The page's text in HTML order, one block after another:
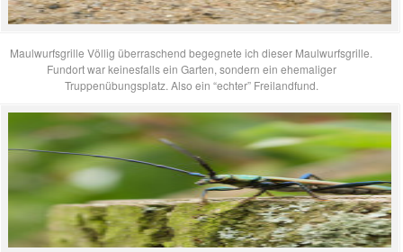
Maulwurfsgrille Völlig überraschend begegnete ich dieser Maulwurfsgrille.
Fundort war keinesfalls ein Garten, sondern ein ehemaliger
Truppenübungsplatz. Also ein “echter” Freilandfund.